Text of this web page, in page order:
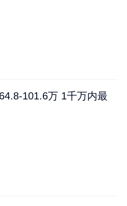
101.6万 1千万内最